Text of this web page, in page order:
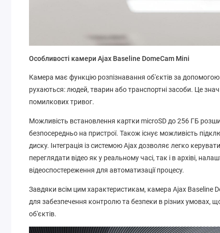
Особливості камери Ajax Baseline DomeCam Mini
Камера має функцію розпізнавання об'єктів за
рухаються: людей, тварин або транспортні засоби. Це
помилкових тривог.
Можливість встановлення картки microSD до 256 ГБ
безпосередньо на пристрої. Також існує можливість
диску. Інтеграція із системою Ajax дозволяє легко
переглядати відео як у реальному часі, так і в архіві,
відеоспостереження для автоматизації процесу.
Завдяки всім цим характеристикам, камера Ajax Baseline
для забезпечення контролю та безпеки в різних умовах,
об'єктів.